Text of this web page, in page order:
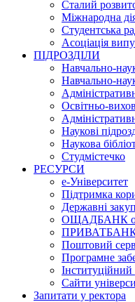
Сталий
Міжнародна
Студентська
Асоціація
ПІДРОЗДІЛИ
Навчально-
Навчально-
Освітньо-
Наукові
Наукова
Студмістечко
РЕСУРСИ
е-Університет
Підтримка
Державні
ОЩАДБАНК
ПРИВАТБАНК
Поштовий
Програмне
Інституційний
Сайти
Запитати у ректора